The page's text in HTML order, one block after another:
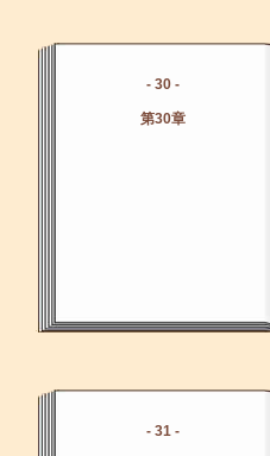
- 30 -
第30章
- 31 -